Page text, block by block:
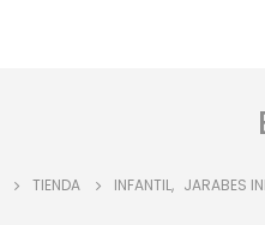
TIENDA INFANTIL, JARABES